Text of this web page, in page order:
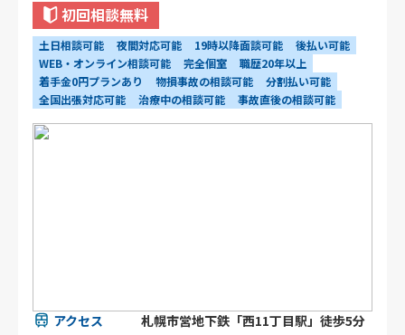
初回相談無料
土日相談可能 夜間対応可能 19時以降面談可能
後払い可能
WEB・オンライン相談可能
完全個室
職歴20年以上
着手金0円プランあり
物損事故の相談可能
分割払い可能
全国出張対応可能
治療中の相談可能 事故直後の相談可能
アクセス 札幌市営地下鉄「西11丁目駅」徒歩5分